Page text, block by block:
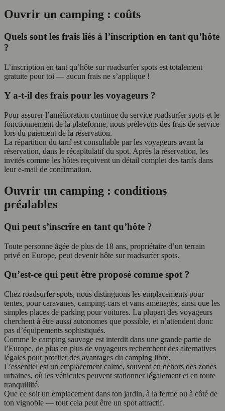
Ouvrir un camping : coûts
Quels sont les frais liés à l’inscription en tant qu’hôte
?
L’inscription en tant qu’hôte sur roadsurfer spots est totalement
gratuite pour toi — aucun frais ne s’applique !
Y a-t-il des frais pour les voyageurs ?
Pour assurer l’amélioration continue du service roadsurfer spots et le
fonctionnement de la plateforme, nous prélevons des frais de service
lors du paiement de la réservation.
La répartition du tarif est consultable par les voyageurs avant la
réservation, dans le récapitulatif du spot. Après la réservation, les
invités comme les hôtes reçoivent un détail complet des tarifs dans
leur e-mail de confirmation.
Ouvrir un camping : conditions
préalables
Qui peut s’inscrire en tant qu’hôte ?
Toute personne âgée de plus de 18 ans, propriétaire d’un terrain
privé en Europe, peut devenir hôte sur roadsurfer spots.
Qu’est-ce qui peut être proposé comme spot ?
Chez roadsurfer spots, nous distinguons les emplacements pour
tentes, pour caravanes, camping-cars et vans aménagés, ainsi que les
simples places de parking pour voitures. La plupart des voyageurs
cherchent à être aussi autonomes que possible, et n’attendent donc
pas d’équipements sophistiqués.
Comme le camping sauvage est interdit dans une grande partie de
l’Europe, de plus en plus de voyageurs recherchent des alternatives
légales pour profiter des avantages du camping libre.
L’essentiel est un emplacement calme, souvent en dehors des zones
urbaines, où les véhicules peuvent stationner légalement et en toute
tranquillité.
Que ce soit un emplacement dans ton jardin, à la ferme ou à côté de
ton vignoble — tout cela peut être un spot attractif.